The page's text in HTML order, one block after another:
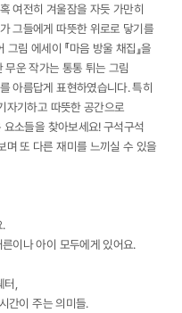
여전히 겨울잠을 자듯 가만히
그들에게 따뜻한 위로로 닿기를
림 에세이 『마음 방울 채집』을
운 작가는 통통 튀는 그림
아름답게 표현하였습니다. 특히
자기하고 따뜻한 공간으로
요소들을 찾아보세요! 구석구석
며 또 다른 재미를 느끼실 수 있을
이나 아이 모두에게 있어요.
터,
간이 주는 의미들.